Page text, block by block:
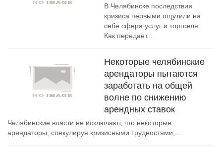
В Челябинске последствия
кризиса первыми ощутили на
себе сфера услуг и торговля.
Как передает...
Некоторые челябинские
арендаторы пытаются
заработать на общей
волне по снижению
арендных ставок
Челябинские власти не исключают, что некоторые
арендаторы, спекулируя кризисными трудностями,...